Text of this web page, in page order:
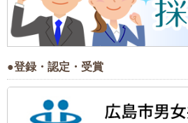
●登録・認定・受賞